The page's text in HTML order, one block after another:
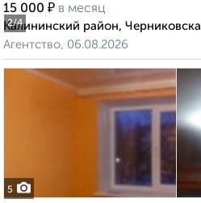
2/4
15 000 ₽ в месяц
Калининский район,
Агентство, 06.08.2026
5